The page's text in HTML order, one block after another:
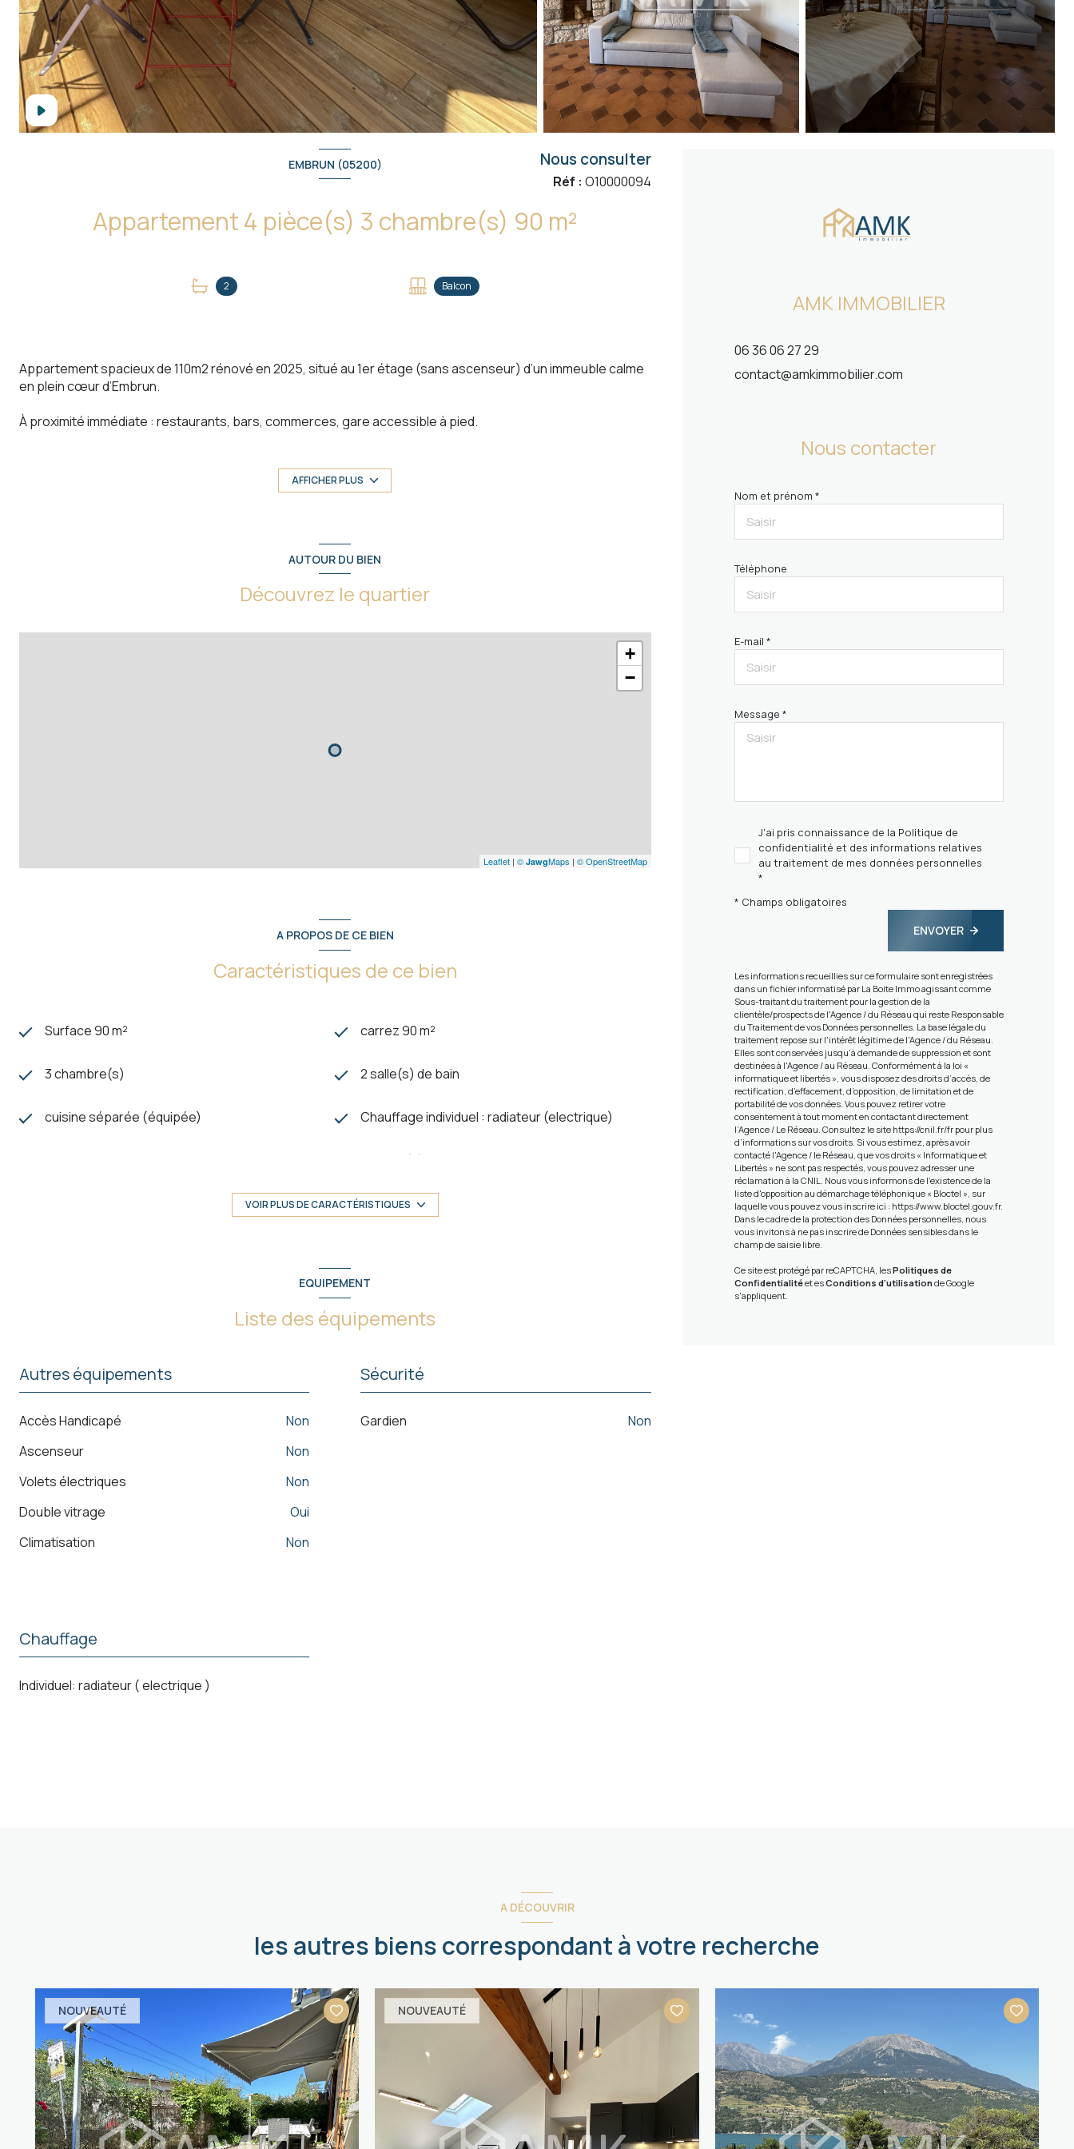
EMBRUN (05200)
Appartement 4 pièce(s) 3 chambre(s) 90 m²
2 Balcon
Nous consulter
Réf : O10000094
Appartement spacieux de 110m2 rénové en 2025, situé au 1er étage (sans ascenseur) d’un immeuble calme
en plein cœur d’Embrun.
À proximité immédiate : restaurants, bars, commerces, gare accessible à pied.
Embrun est situé au bord du lac de Serre-Ponçon et à moins de 20min des stations de ski.
L’appartement comprend :
Détails de l'enregistrement
AFFICHER PLUS
AUTOUR DU BIEN
Découvrez le quartier
+
−
Leaflet| © JawgMaps | © OpenStreetMap
A PROPOS DE CE BIEN
Caractéristiques de ce bien
Surface 90 m² carrez 90 m²
3 chambre(s) 2 salle(s) de bain
cuisine séparée (équipée) Chauffage individuel : radiateur (electrique)
1 niveau(x)
3 étage(s)
VOIR PLUS DE CARACTÉRISTIQUES
EQUIPEMENT
Liste des équipements
Autres équipements
Accès Handicapé
non
Ascenseur
non
Volets électriques
non
Double vitrage
oui
Climatisation
non
Sécurité
Gardien non
Chauffage
individuel: radiateur ( electrique )
AMK IMMOBILIER
06 36 06 27 29
contact@amkimmobilier.com
Nous contacter
Nom et prénom *
Téléphone
E-mail *
Message *
J'ai pris connaissance de la Politique de
confidentialité et des informations relatives
au traitement de mes données personnelles
*
* Champs obligatoires
ENVOYER
Les informations recueillies sur ce formulaire sont enregistrées
dans un fichier informatisé par La Boite Immo agissant comme
Sous-traitant du traitement pour la gestion de la
clientèle/prospects de l'Agence / du Réseau qui reste Responsable
du Traitement de vos Données personnelles. La base légale du
traitement repose sur l'intérêt légitime de l'Agence / du Réseau.
Elles sont conservées jusqu'à demande de suppression et sont
destinées à l'Agence / au Réseau. Conformément à la loi «
informatique et libertés », vous disposez des droits d’accès, de
rectification, d’effacement, d’opposition, de limitation et de
portabilité de vos données. Vous pouvez retirer votre
consentement à tout moment en contactant directement
l’Agence / Le Réseau. Consultez le site https://cnil.fr/frpour plus
d’informations sur vos droits. Si vous estimez, après avoir
contacté l'Agence / le Réseau, que vos droits « Informatique et
Libertés » ne sont pas respectés, vous pouvez adresser une
réclamation à la CNIL. Nous vous informons de l’existence de la
liste d'opposition au démarchage téléphonique « Bloctel », sur
laquelle vous pouvez vous inscrire ici : https://www.bloctel.gouv.fr.
Dans le cadre de la protection des Données personnelles, nous
vous invitons à ne pas inscrire de Données sensibles dans le
champ de saisie libre.
Ce site est protégé par reCAPTCHA, lesPolitiques de
Confidentialitéet esConditions d'utilisationde Google
s'appliquent.
A DÉCOUVRIR
les autres biens correspondant à votre recherche
NOUVEAUTÉ NOUVEAUTÉ